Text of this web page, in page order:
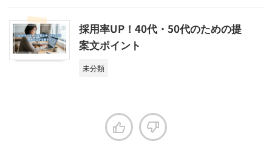
採用率UP！40代・50代のための提
案文ポイント
未分類